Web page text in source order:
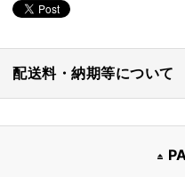
配送料・納期等について